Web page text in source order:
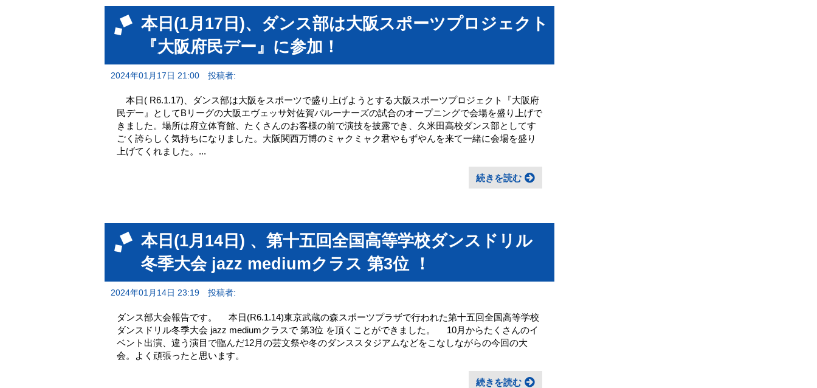
本日(1月17日)、ダンス部は大阪スポーツプロジェクト
『大阪府民デー』に参加！
2024年01月17日 21:00 投稿者:
本日( R6.1.17)、ダンス部は大阪をスポーツで盛り上げようとする大阪スポーツプロジェクト『大阪府
民デー』としてBリーグの大阪エヴェッサ対佐賀バルーナーズの試合のオープニングで会場を盛り上げで
きました。場所は府立体育館、たくさんのお客様の前で演技を披露でき、久米田高校ダンス部としてす
ごく誇らしく気持ちになりました。大阪関西万博のミャクミャク君やもずやんを来て一緒に会場を盛り
上げてくれました。...
続きを読む
本日(1月14日) 、第十五回全国高等学校ダンスドリル
冬季大会 jazz mediumクラス 第3位 ！
2024年01月14日 23:19 投稿者:
ダンス部大会報告です。 本日(R6.1.14)東京武蔵の森スポーツプラザで行われた第十五回全国高等学校
ダンスドリル冬季大会 jazz mediumクラスで 第3位 を頂くことができました。 10月からたくさんのイ
ベント出演、違う演目で臨んだ12月の芸文祭や冬のダンススタジアムなどをこなしながらの今回の大
会。よく頑張ったと思います。
続きを読む